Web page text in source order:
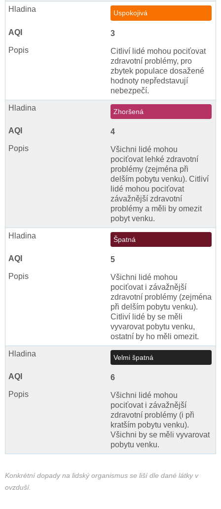
Uspokojivá
3
Citliví lidé mohou pociťovat
zdravotní problémy, pro
zbytek populace dosažené
hodnoty nepředstavují
nebezpečí.
Zhoršená
4
Všichni lidé mohou
pociťovat lehké zdravotní
problémy (zejména při
delším pobytu venku). Citliví
lidé mohou pociťovat
závažnější zdravotní
problémy a měli by omezit
pobyt venku.
Špatná
5
Všichni lidé mohou
pociťovat i závažnější
zdravotní problémy (zejména
při delším pobytu venku).
Citliví lidé by se měli
vyvarovat pobytu venku,
ostatní by ho měli omezit.
Velmi špatná
6
Všichni lidé mohou
pociťovat i závažnější
zdravotní problémy (i při
kratším pobytu venku).
Všichni by se měli vyvarovat
pobytu venku.
Konkrétní dopady na lidský organismus se liší dle dané látky v
ovzduší.